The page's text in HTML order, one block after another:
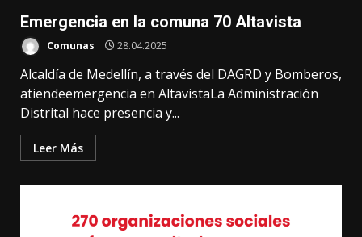
Emergencia en la comuna 70 Altavista
Comunas 28.04.2025
Alcaldía de Medellín, a través del DAGRD y Bomberos,
atiendeemergencia en AltavistaLa Administración
Distrital hace presencia y...
Leer Más